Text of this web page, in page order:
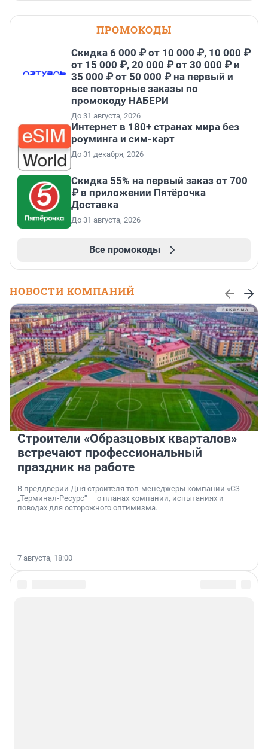
ПРОМОКОДЫ
Скидка 6 000 ₽ от 10 000 ₽, 10 000 ₽
от 15 000 ₽, 20 000 ₽ от 30 000 ₽ и
35 000 ₽ от 50 000 ₽ на первый и
все повторные заказы по
промокоду НАБЕРИ
До 31 августа, 2026
Интернет в 180+ странах мира без
роуминга и сим-карт
До 31 декабря, 2026
Скидка 55% на первый заказ от 700
₽ в приложении Пятёрочка
Доставка
До 31 августа, 2026
Все промокоды
НОВОСТИ КОМПАНИЙ
Строители «Образцовых кварталов»
встречают профессиональный
праздник на работе
В преддверии Дня строителя топ-менеджеры компании «СЗ
„Терминал-Ресурс“ — о планах компании, испытаниях и
поводах для осторожного оптимизма.
7 августа, 18:00